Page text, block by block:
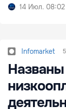
14 Июл. 08:02
Infomarket